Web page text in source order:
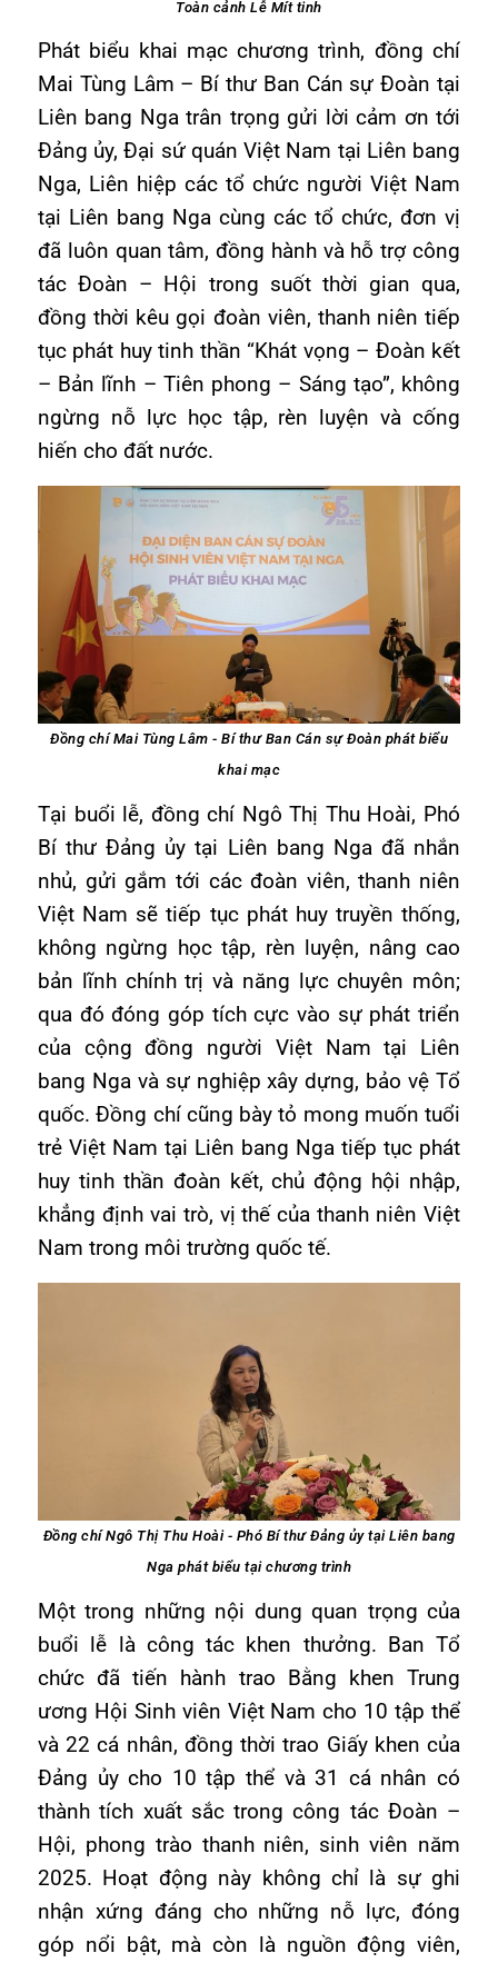
Toàn cảnh Lễ Mít tinh
Phát biểu khai mạc chương trình, đồng chí
Mai Tùng Lâm – Bí thư Ban Cán sự Đoàn tại
Liên bang Nga trân trọng gửi lời cảm ơn tới
Đảng ủy, Đại sứ quán Việt Nam tại Liên bang
Nga, Liên hiệp các tổ chức người Việt Nam
tại Liên bang Nga cùng các tổ chức, đơn vị
đã luôn quan tâm, đồng hành và hỗ trợ công
tác Đoàn – Hội trong suốt thời gian qua,
đồng thời kêu gọi đoàn viên, thanh niên tiếp
tục phát huy tinh thần “Khát vọng – Đoàn kết
– Bản lĩnh – Tiên phong – Sáng tạo”, không
ngừng nỗ lực học tập, rèn luyện và cống
hiến cho đất nước.
Đồng chí Mai Tùng Lâm - Bí thư Ban Cán sự Đoàn phát biểu
khai mạc
Tại buổi lễ, đồng chí Ngô Thị Thu Hoài, Phó
Bí thư Đảng ủy tại Liên bang Nga đã nhắn
nhủ, gửi gắm tới các đoàn viên, thanh niên
Việt Nam sẽ tiếp tục phát huy truyền thống,
không ngừng học tập, rèn luyện, nâng cao
bản lĩnh chính trị và năng lực chuyên môn;
qua đó đóng góp tích cực vào sự phát triển
của cộng đồng người Việt Nam tại Liên
bang Nga và sự nghiệp xây dựng, bảo vệ Tổ
quốc. Đồng chí cũng bày tỏ mong muốn tuổi
trẻ Việt Nam tại Liên bang Nga tiếp tục phát
huy tinh thần đoàn kết, chủ động hội nhập,
khẳng định vai trò, vị thế của thanh niên Việt
Nam trong môi trường quốc tế.
Đồng chí Ngô Thị Thu Hoài - Phó Bí thư Đảng ủy tại Liên bang
Nga phát biểu tại chương trình
Một trong những nội dung quan trọng của
buổi lễ là công tác khen thưởng. Ban Tổ
chức đã tiến hành trao Bằng khen Trung
ương Hội Sinh viên Việt Nam cho 10 tập thể
và 22 cá nhân, đồng thời trao Giấy khen của
Đảng ủy cho 10 tập thể và 31 cá nhân có
thành tích xuất sắc trong công tác Đoàn –
Hội, phong trào thanh niên, sinh viên năm
2025. Hoạt động này không chỉ là sự ghi
nhận xứng đáng cho những nỗ lực, đóng
góp nổi bật, mà còn là nguồn động viên,